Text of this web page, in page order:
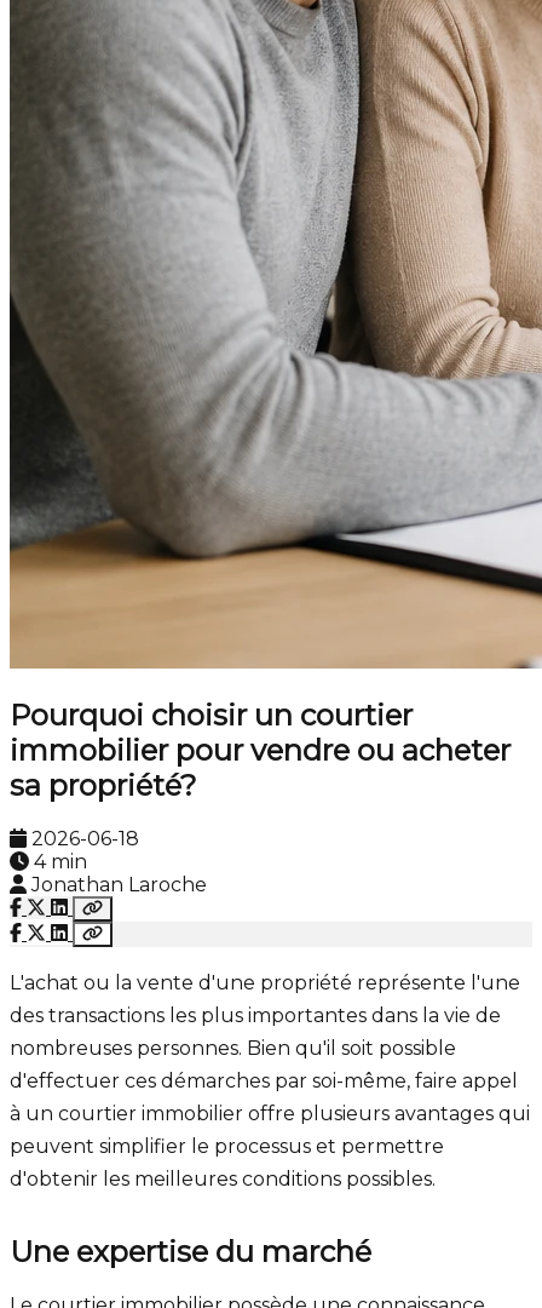
Pourquoi choisir un courtier
immobilier pour vendre ou acheter
sa propriété?
2026-06-18
4 min
Jonathan Laroche
L'achat ou la vente d'une propriété représente l'une
des transactions les plus importantes dans la vie de
nombreuses personnes. Bien qu'il soit possible
d'effectuer ces démarches par soi-même, faire appel
à un courtier immobilier offre plusieurs avantages qui
peuvent simplifier le processus et permettre
d'obtenir les meilleures conditions possibles.
Une expertise du marché